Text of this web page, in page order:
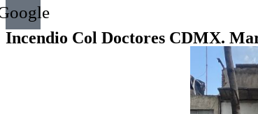
Incendio Col Doctores CDMX.